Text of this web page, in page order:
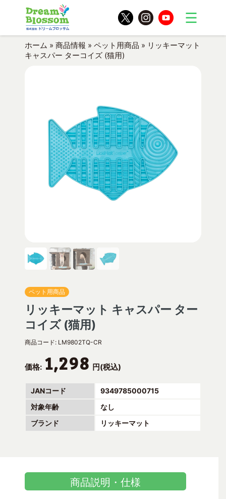
ホーム » 商品情報 » ペット用商品 » リッキーマット
キャスパー ターコイズ (猫用)
ペット用商品
リッキーマット キャスパー ター
コイズ (猫用)
商品コード: LM9802TQ-CR
価格: 1,298 円(税込)
JANコード
9349785000715
対象年齢
なし
ブランド
リッキーマット
商品説明・仕様